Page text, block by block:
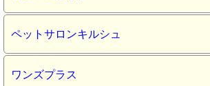
ペットサロンキルシュ
ワンズプラス